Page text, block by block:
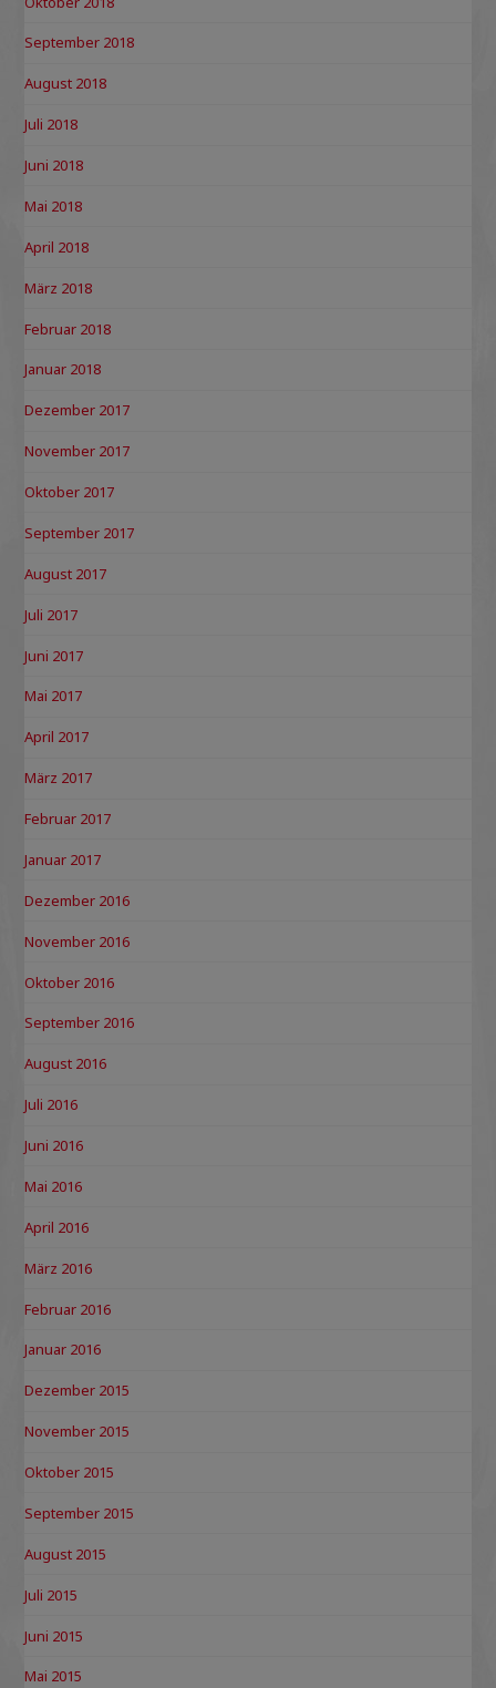
September 2018
August 2018
Juli 2018
Juni 2018
Mai 2018
April 2018
März 2018
Februar 2018
Januar 2018
Dezember 2017
November 2017
Oktober 2017
September 2017
August 2017
Juli 2017
Juni 2017
Mai 2017
April 2017
März 2017
Februar 2017
Januar 2017
Dezember 2016
November 2016
Oktober 2016
September 2016
August 2016
Juli 2016
Juni 2016
Mai 2016
April 2016
März 2016
Februar 2016
Januar 2016
Dezember 2015
November 2015
Oktober 2015
September 2015
August 2015
Juli 2015
Juni 2015
Mai 2015